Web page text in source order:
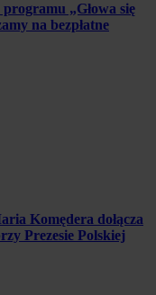
„Głowa się
na bezpłatne
Komędera dołącza
Prezesie Polskiej